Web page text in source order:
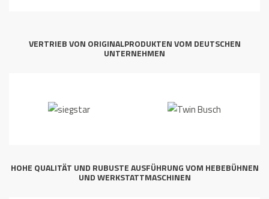
VERTRIEB VON ORIGINALPRODUKTEN VOM DEUTSCHEN
UNTERNEHMEN
HOHE QUALITÄT UND RUBUSTE AUSFÜHRUNG VOM HEBEBÜHNEN
UND WERKSTATTMASCHINEN